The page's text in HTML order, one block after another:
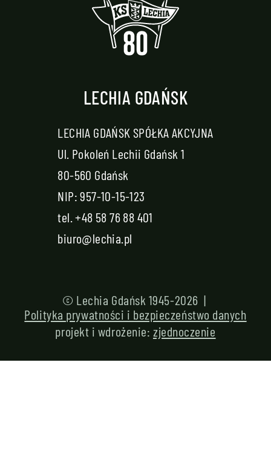
LECHIA GDAŃSK
LECHIA GDAŃSK SPÓŁKA AKCYJNA
Ul. Pokoleń Lechii Gdańsk 1
80-560 Gdańsk
NIP: 957-10-15-123
tel.+48 58 76 88 401
biuro@lechia.pl
© Lechia Gdańsk 1945-2026 |
Polityka prywatności i bezpieczeństwo danych
projekt i wdrożenie: zjednoczenie